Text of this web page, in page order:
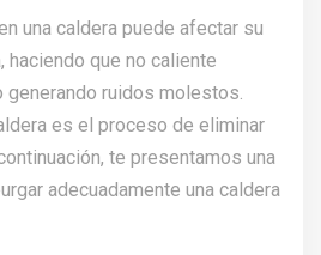
una caldera puede afectar su
que no caliente
ruidos molestos.
es el proceso de eliminar
te presentamos una
adecuadamente una caldera